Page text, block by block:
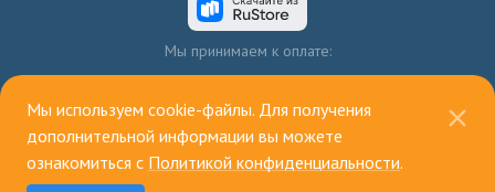
Мы принимаем к оплате:
© 2003—2026, ИП Голенко А.В.
Мы используем cookie-файлы. Для получения
дополнительной информации вы можете
ознакомиться с Политикой конфиденциальности.